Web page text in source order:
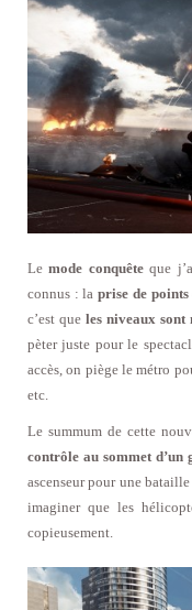
Lemode conquêteque
connus : laprise de
c’est que les niveaux sont
pèter juste pour le
accès, on piège le métro
etc.
Le summum de cette
contrôle au sommet d’un
ascenseur pour une
imaginer que les
copieusement.